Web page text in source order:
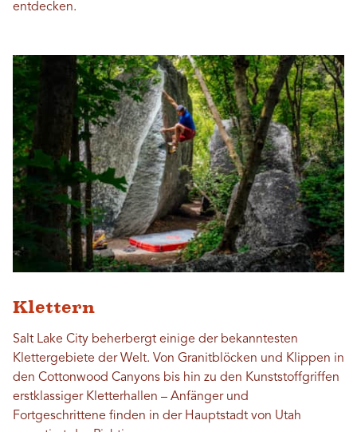
entdecken.
Klettern
Salt Lake City beherbergt einige der bekanntesten
Klettergebiete der Welt. Von Granitblöcken und Klippen in
den Cottonwood Canyons bis hin zu den Kunststoffgriffen
erstklassiger Kletterhallen – Anfänger und
Fortgeschrittene finden in der Hauptstadt von Utah